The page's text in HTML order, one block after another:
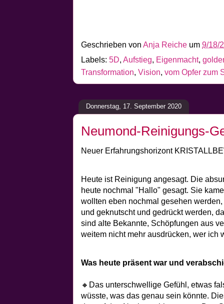
Geschrieben von Anja Reiche um 9/18/
Labels: 5D, Aufstieg, Eigenmacht,
Transformation, Vision, vom Opfer zum
Donnerstag, 17. September 2020
Neumond-Reinigungs-
Neuer Erfahrungshorizont
Heute ist Reinigung angesagt. Die
heute nochmal "Hallo" gesagt. Sie
wollten eben nochmal gesehen
und geknutscht und gedrückt werden,
sind alte Bekannte, Schöpfungen aus
weitem nicht mehr ausdrücken, wer ich
Was heute präsent war und
🔸Das unterschwellige Gefühl, etwas
wüsste, was das genau sein könnte.